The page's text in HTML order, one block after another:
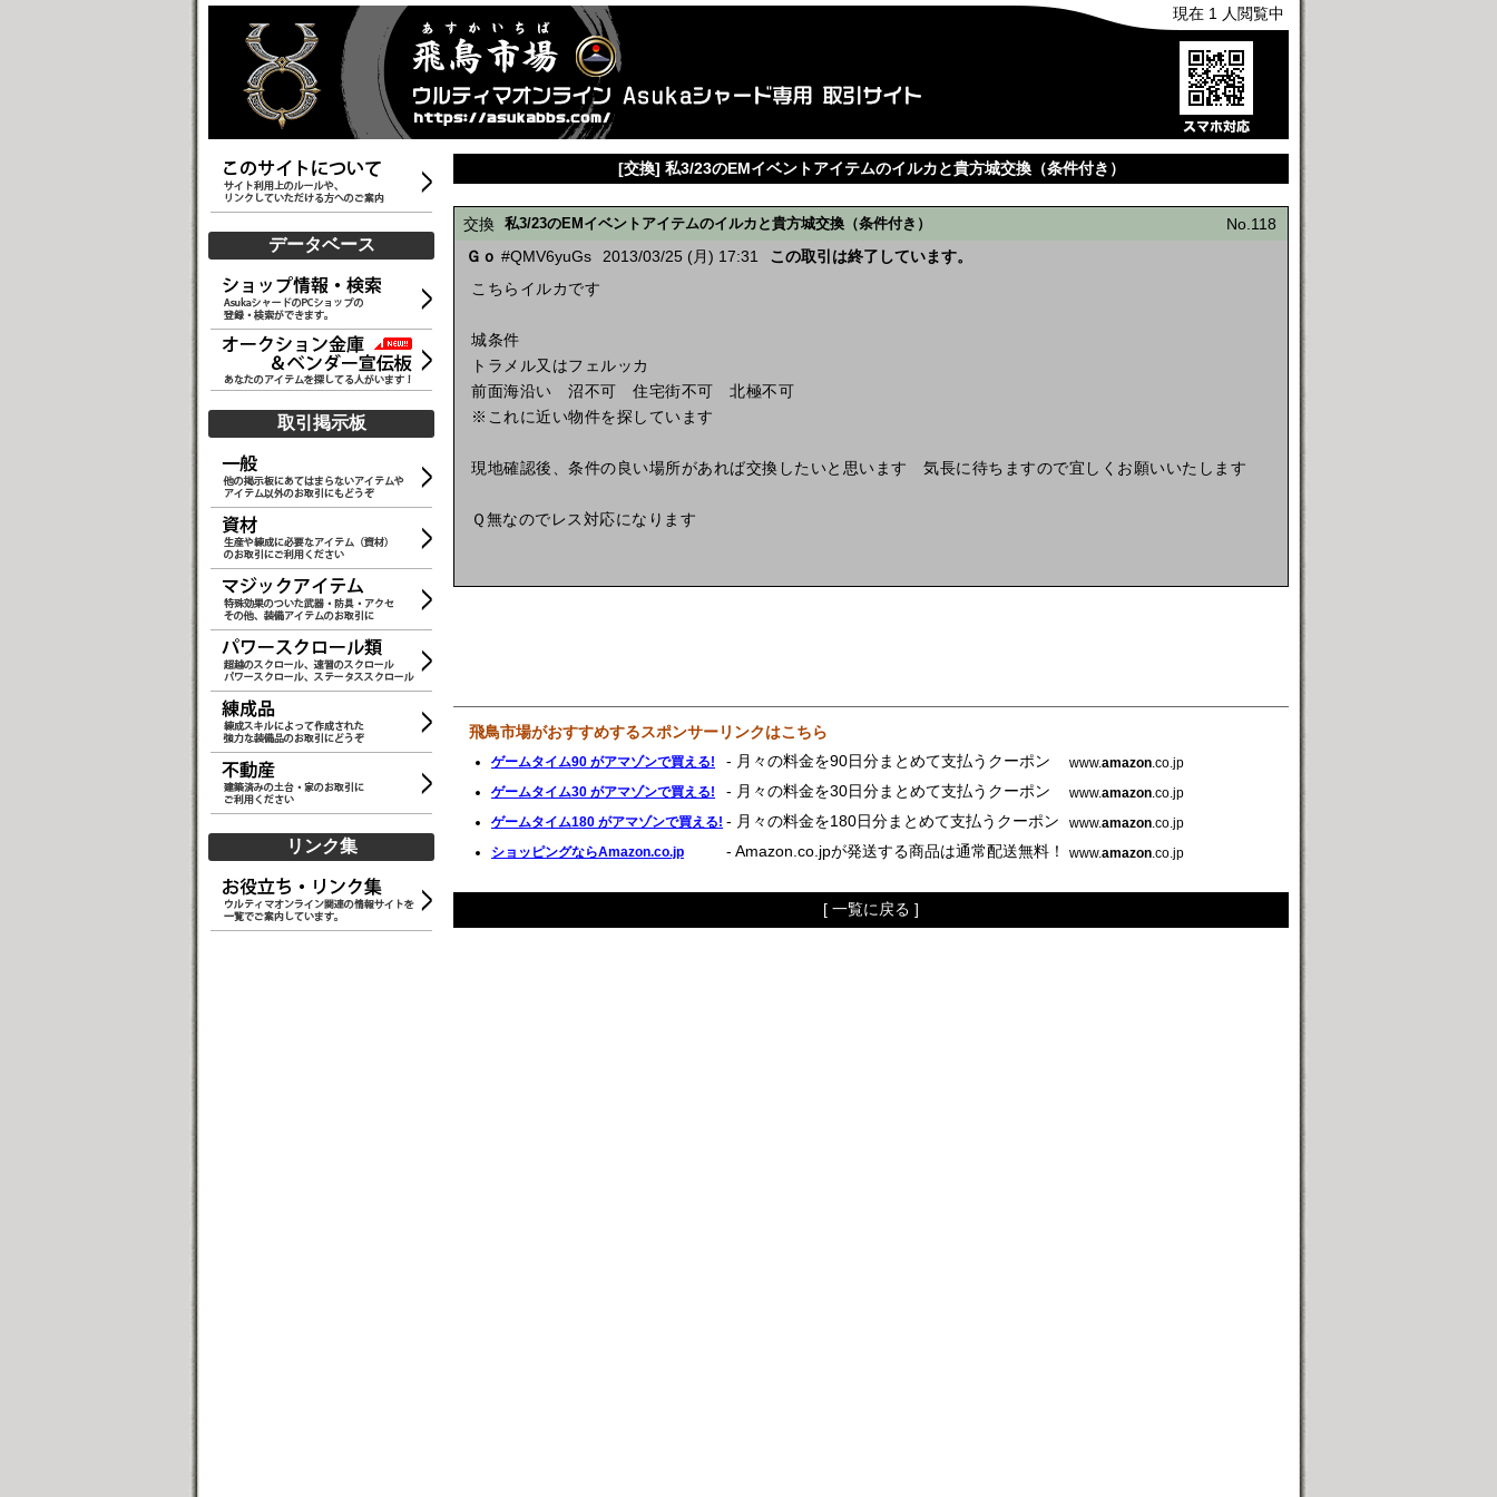
現在 1 人閲覧中
データベース
取引掲示板
リンク集
[交換] 私3/23のEMイベントアイテムのイルカと貴方城交換（条件付き）
交換 私3/23のEMイベントアイテムのイルカと貴方城交換（条件付き）
No.118
Ｇｏ #QMV6yuGs 2013/03/25 (月) 17:31
この取引は終了しています。
こちらイルカです
城条件
トラメル又はフェルッカ
前面海沿い 沼不可 住宅街不可 北極不可
※これに近い物件を探しています
現地確認後、条件の良い場所があれば交換したいと思います 気長に待ちますので宜しくお願いいたします
Ｑ無なのでレス対応になります
飛鳥市場がおすすめするスポンサーリンクはこちら
ゲームタイム90 がアマゾンで買える! - 月々の料金を90日分まとめて支払うクーポン www.amazon .co.jp
ゲームタイム30 がアマゾンで買える! - 月々の料金を30日分まとめて支払うクーポン www.amazon .co.jp
ゲームタイム180 がアマゾンで買える! - 月々の料金を180日分まとめて支払うクーポン www.amazon .co.jp
ショッピングならAmazon.co.jp - Amazon.co.jpが発送する商品は通常配送無料！ www.amazon .co.jp
[ 一覧に戻る ]